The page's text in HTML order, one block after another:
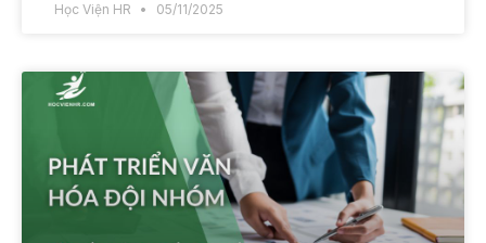
Học Viện HR 05/11/2025